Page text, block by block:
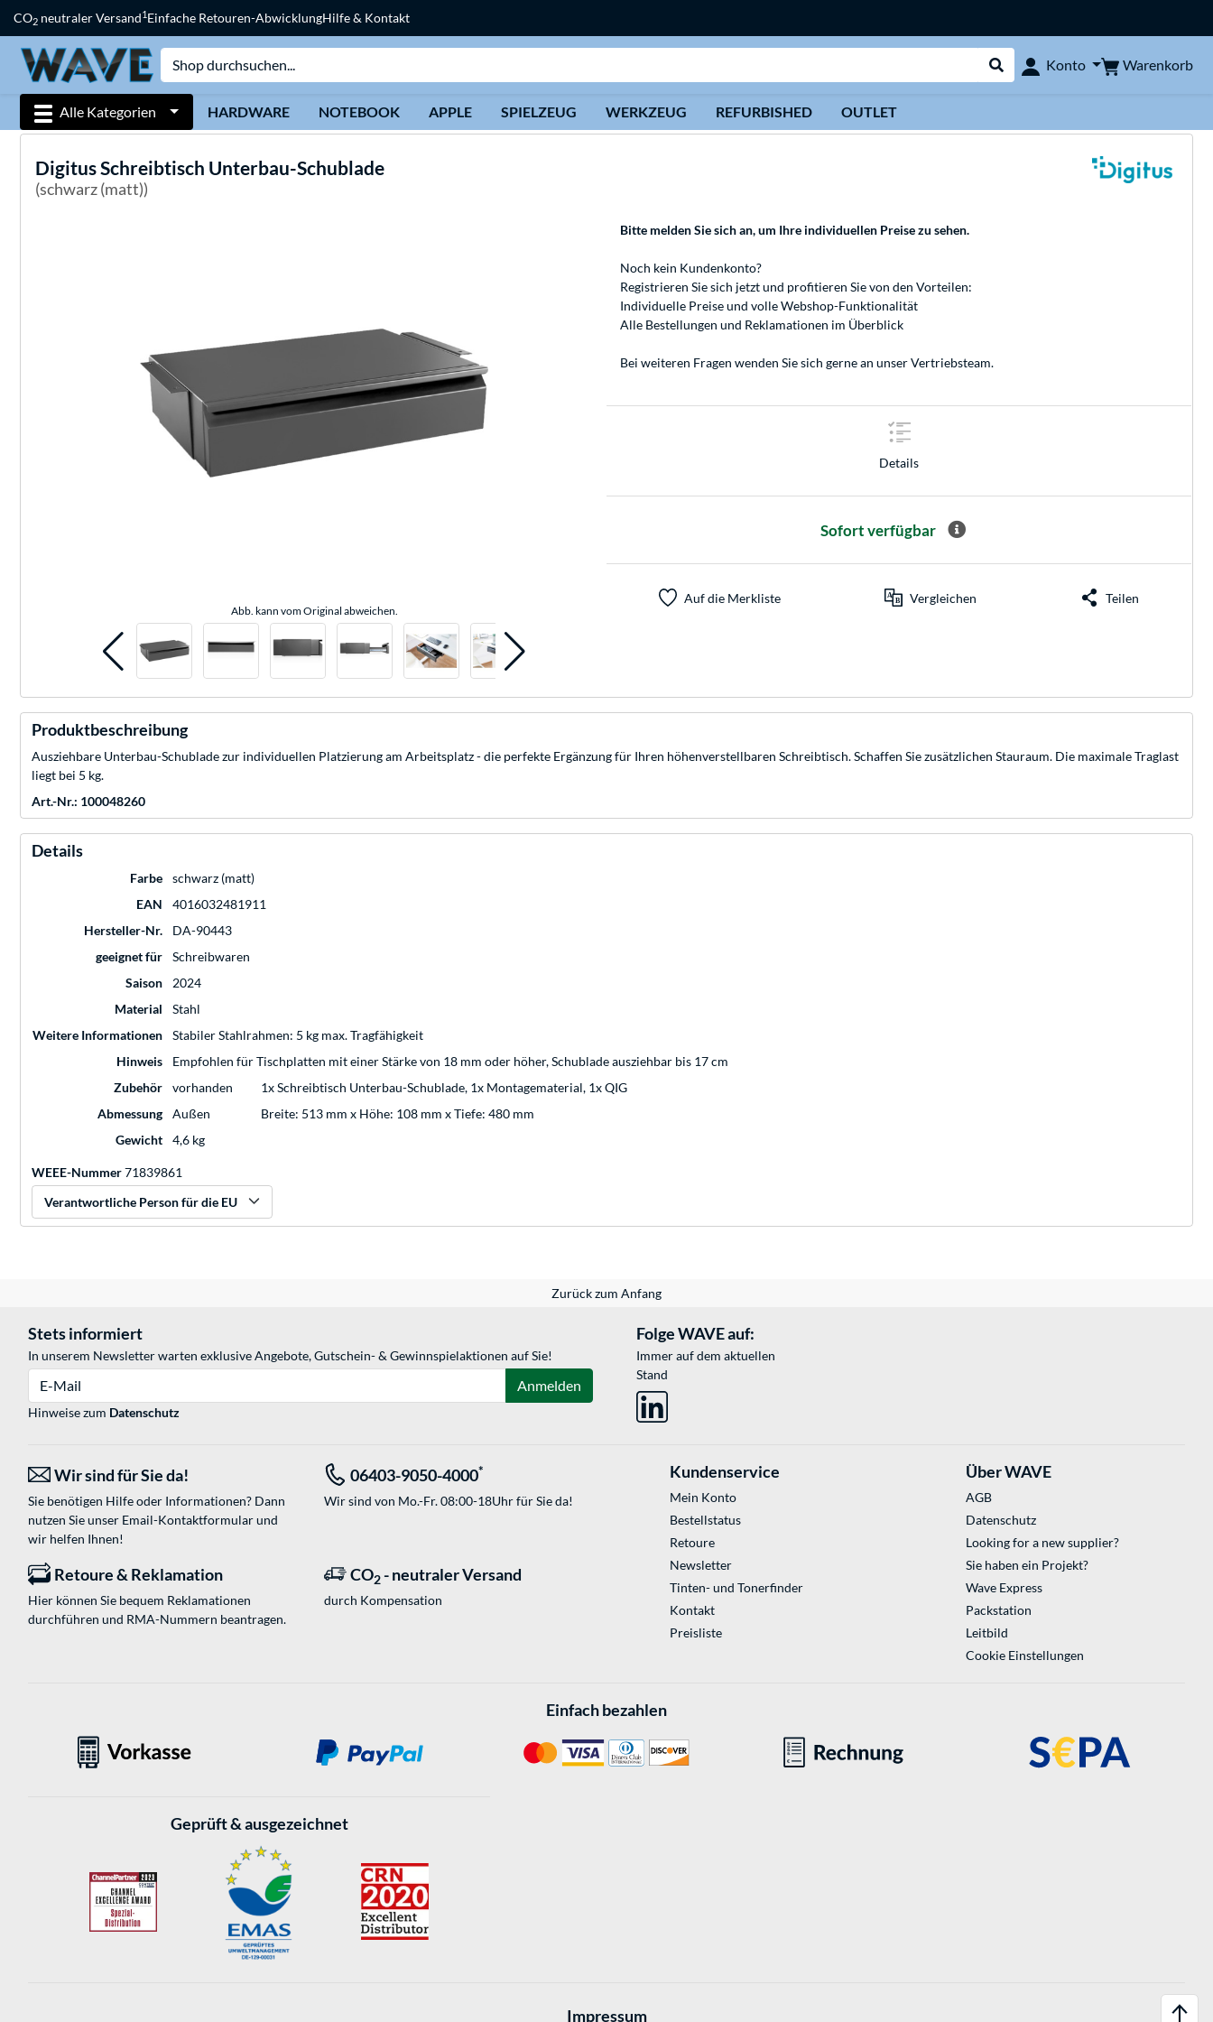
CO2 neutraler Versand1Einfache Retouren-AbwicklungHilfe & Kontakt
Suche durchführen
Konto Warenkorb
Alle Kategorien HARDWARE NOTEBOOK APPLE SPIELZEUG WERKZEUG REFURBISHED OUTLET
DigitusSchreibtisch Unterbau-Schublade
(schwarz (matt))
Abb. kann vom Original abweichen.
Bitte melden Sie sich an, um Ihre individuellen Preise zu sehen.
Noch kein Kundenkonto?
Registrieren Sie sich jetzt und profitieren Sie von den Vorteilen:
Individuelle Preise und volle Webshop-Funktionalität
Alle Bestellungen und Reklamationen im Überblick
Bei weiteren Fragen wenden Sie sich gerne an unserVertriebsteam.
Details
Sofort verfügbar
Auf die Merkliste Vergleichen Teilen
Produktbeschreibung
Ausziehbare Unterbau-Schublade zur individuellen Platzierung am Arbeitsplatz - die perfekte Ergänzung für Ihren höhenverstellbaren Schreibtisch. Schaffen Sie zusätzlichen Stauraum. Die maximale Traglast
liegt bei 5 kg.
Art.-Nr.: 100048260
Details
Farbe
schwarz (matt)
EAN
4016032481911
Hersteller-Nr.
DA-90443
geeignet für
Schreibwaren
Saison
2024
Material
Stahl
Weitere Informationen
Stabiler Stahlrahmen: 5 kg max. Tragfähigkeit
Hinweis
Empfohlen für Tischplatten mit einer Stärke von 18 mm oder höher, Schublade ausziehbar bis 17 cm
Zubehör
vorhanden
1x Schreibtisch Unterbau-Schublade, 1x Montagematerial, 1x QIG
Abmessung
Außen
Breite: 513 mm x Höhe: 108 mm x Tiefe: 480 mm
Gewicht
4,6 kg
WEEE-Nummer71839861
Verantwortliche Person für die EU
Zurück zum Anfang
Stets informiert
In unserem Newsletter warten exklusive Angebote, Gutschein- & Gewinnspielaktionen auf Sie!
Anmelden
Hinweise zum Datenschutz
Folge WAVE auf:
Immer auf dem aktuellen
Stand
Wir sind für Sie da!
Sie benötigen Hilfe oder Informationen? Dann
nutzen Sie unser Email-Kontaktformularund
wir helfen Ihnen!
06403-9050-4000*
Wir sind von Mo.-Fr. 08:00-18Uhr für Sie da!
Retoure & Reklamation
Hier können Sie bequem Reklamationen
durchführen und RMA-Nummern beantragen.
CO2 - neutraler Versand
durch Kompensation
Kundenservice
Mein Konto
Bestellstatus
Retoure
Newsletter
Tinten- und Tonerfinder
Kontakt
Preisliste
Über WAVE
AGB
Datenschutz
Looking for a new supplier?
Sie haben ein Projekt?
Wave Express
Packstation
Leitbild
Cookie Einstellungen
Einfach bezahlen
Geprüft & ausgezeichnet
Impressum